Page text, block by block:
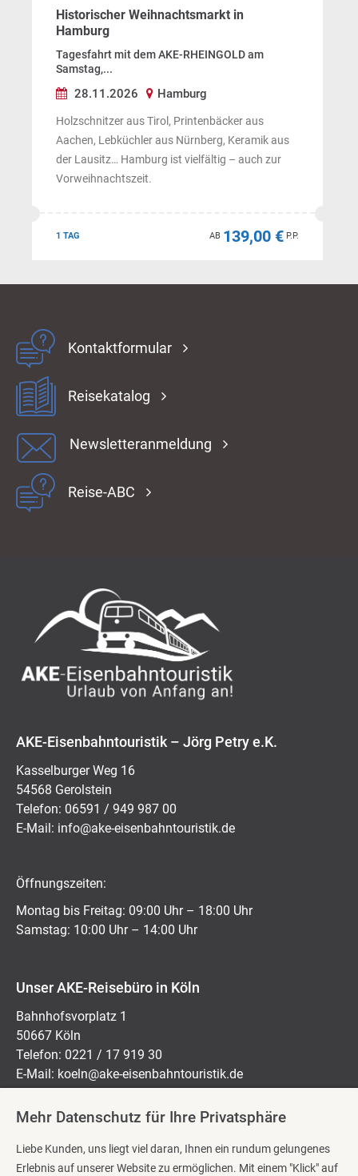
Historischer Weihnachtsmarkt in
Hamburg
Tagesfahrt mit dem AKE-RHEINGOLD am
Samstag,...
28.11.2026 Hamburg
Holzschnitzer aus Tirol, Printenbäcker aus
Aachen, Lebküchler aus Nürnberg, Keramik aus
der Lausitz… Hamburg ist vielfältig – auch zur
Vorweihnachtszeit.
1 TAG AB 139,00 € P.P.
Kontaktformular
Reisekatalog
Newsletteranmeldung
Reise-ABC
AKE-Eisenbahntouristik – Jörg Petry e.K.
Kasselburger Weg 16
54568 Gerolstein
Telefon: 06591 / 949 987 00
E-Mail: ed.kitsiruotnhabnesie-eka@ofni
Öffnungszeiten:
Montag bis Freitag: 09:00 Uhr – 18:00 Uhr
Samstag: 10:00 Uhr – 14:00 Uhr
Unser AKE-Reisebüro in Köln
Bahnhofsvorplatz 1
50667 Köln
Telefon: 0221 / 17 919 30
E-Mail: koeln@ake-eisenbahntouristik.de
Montag bis Freitag: 10:00 Uhr – 18:00 Uhr
Mehr Datenschutz für Ihre Privatsphäre
Liebe Kunden, uns liegt viel daran, Ihnen ein rundum gelungenes
Erlebnis auf unserer Website zu ermöglichen. Mit einem "Klick" auf